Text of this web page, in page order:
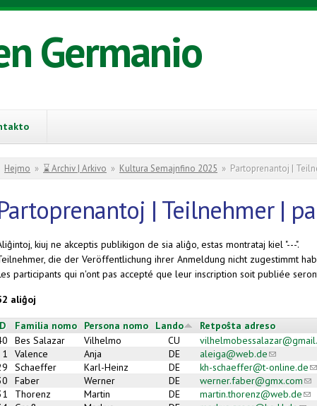
Germanio
You are here
Hejmo » ⌛ Archiv | Arkivo » Kultura Semajnfino 2025 » Partoprenantoj |
| Teilnehmer |
kiuj ne akceptis publikigon de sia aliĝo, estas montrataj kiel "---".
die der Veröffentlichung ihrer Anmeldung nicht zugestimmt
participants qui n'ont pas accepté que leur inscription soit publiée
aliĝoj
Familia nomo Persona nomo Lando
Retpoŝta adreso
Bes Salazar Vilhelmo CU
1
Valence Anja DE aleiga@web.de(link sends
Schaeffer Karl-Heinz DE kh-schaeffer@t-online.de
Faber Werner DE werner.faber@gmx.com
Thorenz Martin DE martin.thorenz@web.de